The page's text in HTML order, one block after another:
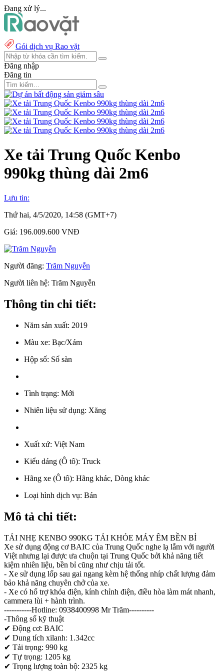
Đang xử lý...
Gói dịch vụ Rao vặt
Đăng nhập
Đăng tin
Xe tải Trung Quốc Kenbo
990kg thùng dài 2m6
Lưu tin:
Thứ hai, 4/5/2020, 14:58 (GMT+7)
Giá: 196.009.600 VNĐ
Người đăng: Trăm Nguyễn
Người liên hệ: Trăm Nguyễn
Thông tin chi tiết:
Năm sản xuất: 2019
Màu xe: Bạc/Xám
Hộp số: Số sàn
Tình trạng: Mới
Nhiên liệu sử dụng: Xăng
Xuất xứ: Việt Nam
Kiểu dáng (Ô tô): Truck
Hãng xe (Ô tô): Hãng khác, Dòng khác
Loại hình dịch vụ: Bán
Mô tả chi tiết:
TẢI NHẸ KENBO 990KG TẢI KHỎE MÁY ÊM BỀN BỈ
Xe sử dụng động cơ BAIC của Trung Quốc nghe lạ lẫm với người
Việt nhưng lại được ưa chuộn tại Trung Quốc bởi khả năng tiết
kiệm nhiên liệu, bền bỉ cũng như chịu tải tốt.
- Xe sử dụng lốp sau gai ngang kèm hệ thống nhíp chất lượng đảm
bảo khả năng chuyên chở của xe.
- Xe có hổ trợ khóa điện, kính chỉnh điện, điều hòa làm mát nhanh,
cammera lùi + hành trình.
-----------Hotline: 0938400998 Mr Trăm----------
-Thông số kỹ thuật
✔ Động cơ: BAIC
✔ Dung tích xilanh: 1.342cc
✔ Tải trọng: 990 kg
✔ Tự trọng: 1205 kg
✔ Trọng lượng toàn bộ: 2325 kg